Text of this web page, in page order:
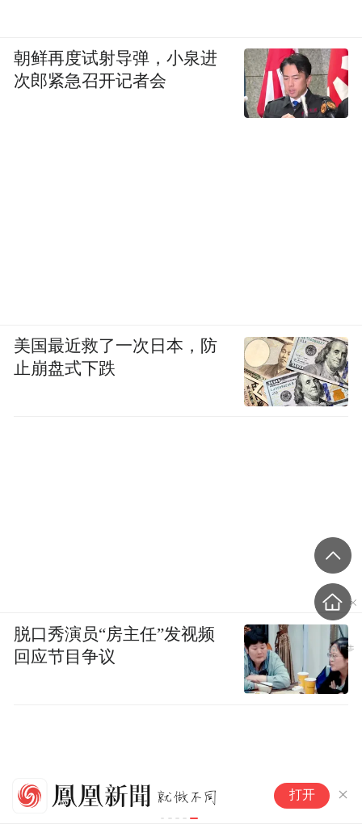
住房消费跻身大宗消费首位 多
个热点城市正研究出台住房消费
打开
朝鲜再度试射导弹，小泉进
次郎紧急召开记者会
美国最近救了一次日本，防
止崩盘式下跌
脱口秀演员“房主任”发视频
回应节目争议